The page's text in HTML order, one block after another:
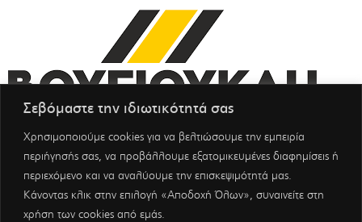
Σεβόμαστε την ιδιωτικότητά σας
Χρησιμοποιούμε cookies για να βελτιώσουμε την εμπειρία
περιήγησής σας, να προβάλλουμε εξατομικευμένες διαφημίσεις ή
περιεχόμενο και να αναλύουμε την επισκεψιμότητά μας.
Κάνοντας κλικ στην επιλογή «Αποδοχή Όλων», συναινείτε στη
χρήση των cookies από εμάς.